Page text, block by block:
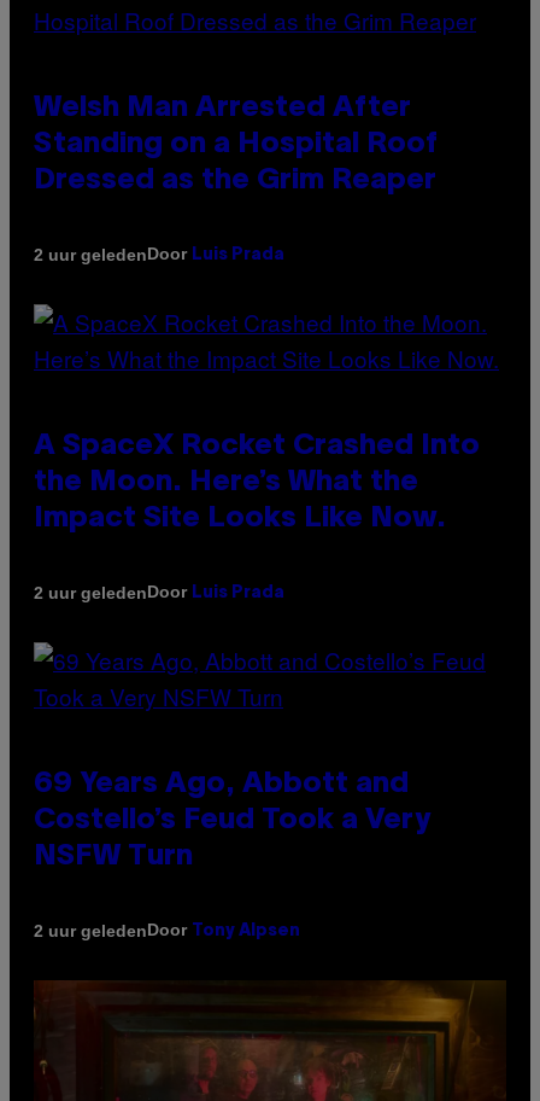
Welsh Man Arrested After
Standing on a Hospital Roof
Dressed as the Grim Reaper
2 uur geledenDoor Luis Prada
A SpaceX Rocket Crashed Into
the Moon. Here’s What the
Impact Site Looks Like Now.
2 uur geledenDoor Luis Prada
69 Years Ago, Abbott and
Costello’s Feud Took a Very
NSFW Turn
2 uur geledenDoor Tony Alpsen